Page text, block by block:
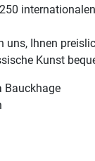
uns, Ihnen
Kunst
Bauckhage